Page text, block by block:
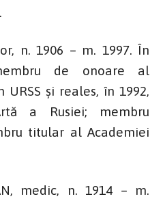
n. 1906 – m. 1997. În
de onoare al
și reales, în 1992,
a Rusiei; membru
titular al Academiei
medic, n. 1914 – m.